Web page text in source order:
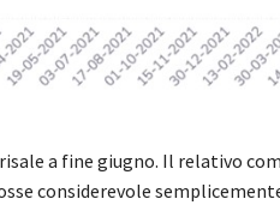
a fine giugno. Il relativo
considerevole